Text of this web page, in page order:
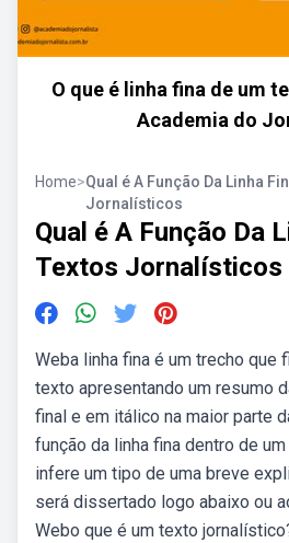
O que é linha fina de um
Academia do
Home>Qual é A Função Da Linha
Jornalísticos
Qual é A Função Da
Textos Jornalísticos
Weba linha fina é um trecho que
texto apresentando um resumo
final e em itálico na maior parte
função da linha fina dentro de
infere um tipo de uma breve
será dissertado logo abaixo ou
Webo que é um texto